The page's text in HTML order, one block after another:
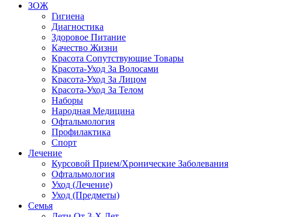
ЗОЖ
Гигиена
Диагностика
Здоровое Питание
Качество Жизни
Красота Сопутствующие Товары
Красота-Уход За Волосами
Красота-Уход За Лицом
Красота-Уход За Телом
Наборы
Народная Медицина
Офтальмология
Профилактика
Спорт
Лечение
Курсовой Прием/Хронические Заболевания
Офтальмология
Уход (Лечение)
Уход (Предметы)
Семья